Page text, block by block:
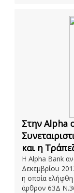
Στην Alpha
και η
Η Alpha Bank
Δεκεμβρίου
η οποία ελήφθη
άρθρον 63Δ